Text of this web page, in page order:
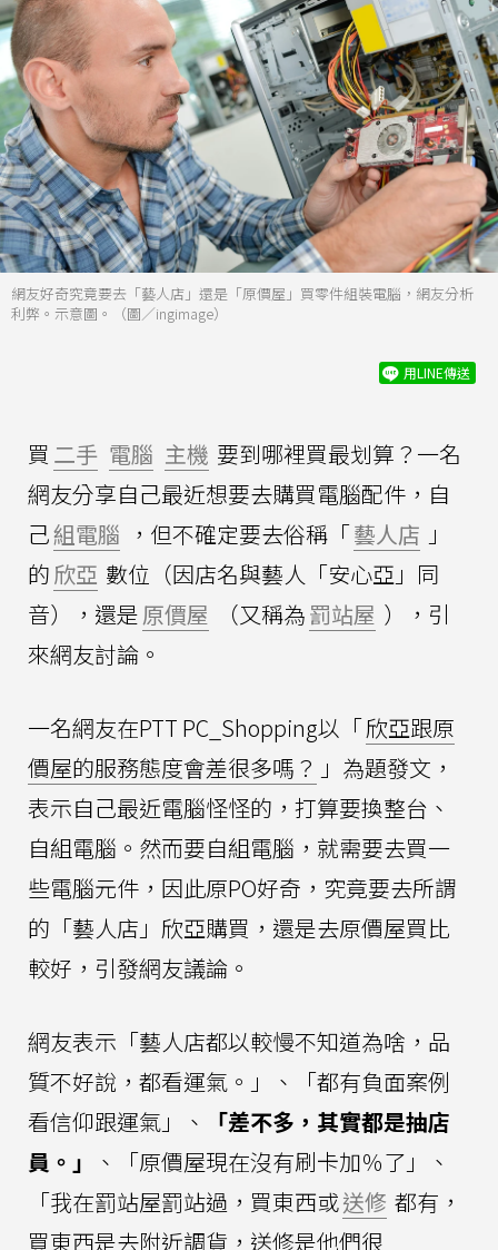
網友好奇究竟要去「藝人店」還是「原價屋」買零件組裝電腦，網友分析
利弊。示意圖。（圖／ingimage）
用LINE傳送
買 二手 電腦 主機 要到哪裡買最划算？一名
網友分享自己最近想要去購買電腦配件，自
己組電腦 ，但不確定要去俗稱「藝人店 」
的欣亞 數位（因店名與藝人「安心亞」同
音），還是原價屋 （又稱為罰站屋 ），引
來網友討論。
一名網友在PTT PC_Shopping以「欣亞跟原
價屋的服務態度會差很多嗎？ 」為題發文，
表示自己最近電腦怪怪的，打算要換整台、
自組電腦。然而要自組電腦，就需要去買一
些電腦元件，因此原PO好奇，究竟要去所謂
的「藝人店」欣亞購買，還是去原價屋買比
較好，引發網友議論。
網友表示「藝人店都以較慢不知道為啥，品
質不好說，都看運氣。」、「都有負面案例
看信仰跟運氣」、
「差不多，其實都是抽店
員。」
、「原價屋現在沒有刷卡加％了」、
「我在罰站屋罰站過，買東西或送修 都有，
買東西是去附近調貨，送修是他們很